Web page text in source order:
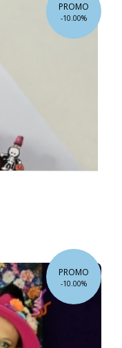
PROMO
-10.00%
PROMO
-10.00%